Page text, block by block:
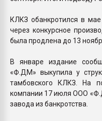
КЛКЗ обанкротился в
через конкурсное
была продлена до 13
В январе издание
«Ф.ДМ» выкупила у
тамбовского КЛКЗ. На
компании 17 июля ООО
завода из банкротства.